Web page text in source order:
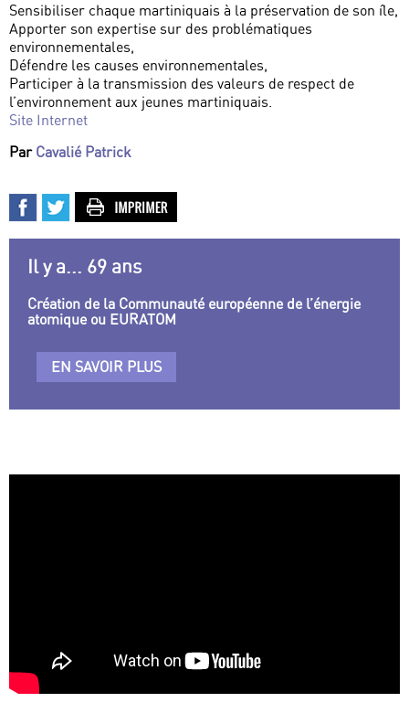
Sensibiliser chaque martiniquais à la préservation de son île,
Apporter son expertise sur des problématiques
environnementales,
Défendre les causes environnementales,
Participer à la transmission des valeurs de respect de
l’environnement aux jeunes martiniquais.
Site Internet
Par Cavalié Patrick
Il y a... 69 ans
Création de la Communauté européenne de l’énergie
atomique ou EURATOM
EN SAVOIR PLUS